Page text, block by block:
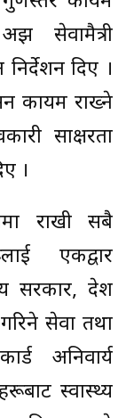
सेवामैत्री
दिए ।
कायम राख्ने
साक्षरता
।
राखी सबै
एकद्वार
सरकार, प्रदेश
सेवा तथा
अनिवार्य
स्वास्थ्य